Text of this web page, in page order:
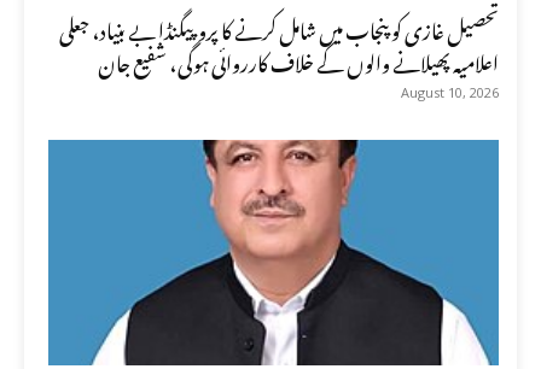
تحصیل غازی کو پنجاب میں شامل کرنے کا پروپیگنڈا بے بنیاد، جعلی
اعلامیہ پھیلانے والوں کے خلاف کارروائی ہوگی، شفیع جان
August 10, 2026